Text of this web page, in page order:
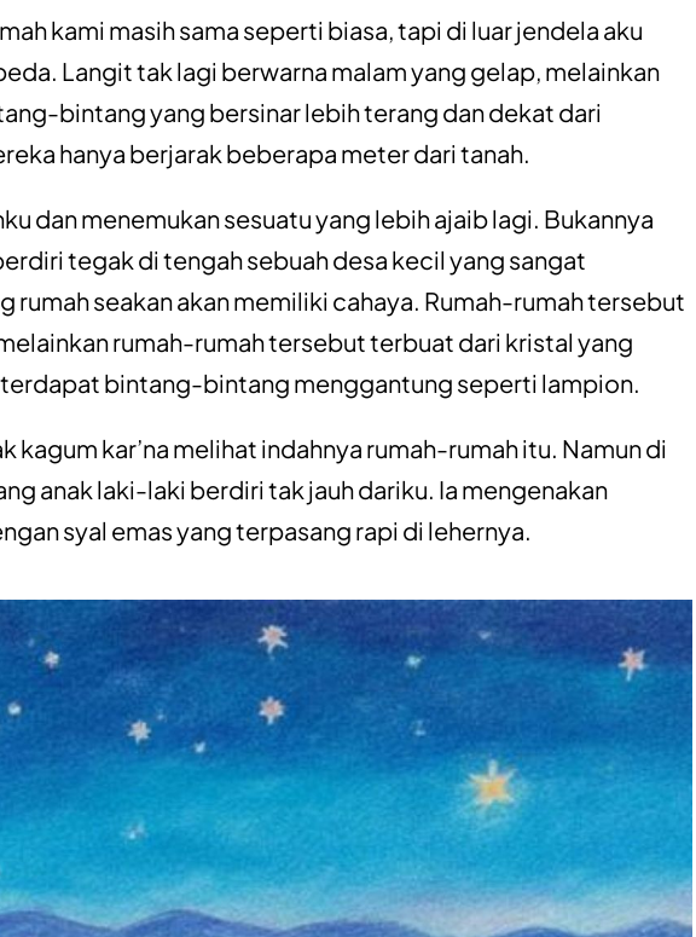
kami masih sama seperti biasa, tapi di luar jendela aku
Langit tak lagi berwarna malam yang gelap, melainkan
bintang yang bersinar lebih terang dan dekat dari
hanya berjarak beberapa meter dari tanah.
dan menemukan sesuatu yang lebih ajaib lagi. Bukannya
tegak di tengah sebuah desa kecil yang sangat
rumah seakan akan memiliki cahaya. Rumah-rumah tersebut
rumah-rumah tersebut terbuat dari kristal yang
terdapat bintang-bintang menggantung seperti lampion.
kar’na melihat indahnya rumah-rumah itu. Namun di
anak laki-laki berdiri tak jauh dariku. Ia mengenakan
syal emas yang terpasang rapi di lehernya.